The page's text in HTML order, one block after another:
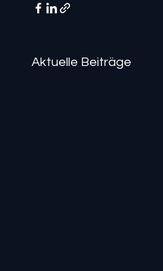
Aktuelle Beiträge